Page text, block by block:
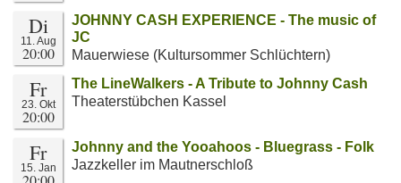
Di
11. Aug
20:00
JOHNNY CASH EXPERIENCE - The music of
JC
Mauerwiese (Kultursommer Schlüchtern)
Fr
23. Okt
20:00
The LineWalkers - A Tribute to Johnny Cash
Theaterstübchen Kassel
Fr
15. Jan
Johnny and the Yooahoos - Bluegrass - Folk
Jazzkeller im Mautnerschloß